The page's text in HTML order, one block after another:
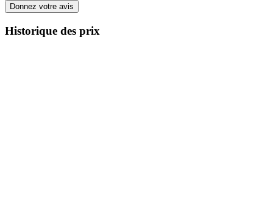
Donnez votre avis
Historique des prix